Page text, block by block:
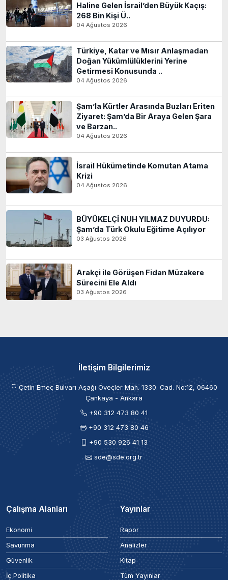
Haline Gelen İsrail’den Büyük Kaçış:
268 Bin Kişi Ü..
04 Ağustos 2026
Türkiye, Katar ve Mısır Anlaşmadan
Doğan Yükümlülüklerini Yerine
Getirmesi Konusunda ..
04 Ağustos 2026
Şam’la Kürtler Arasında Buzları Eriten
Ziyaret: Şam’da Bir Araya Gelen Şara
ve Barzan..
04 Ağustos 2026
İsrail Hükümetinde Komutan Atama
Krizi
04 Ağustos 2026
BÜYÜKELÇİ NUH YILMAZ DUYURDU:
Şam’da Türk Okulu Eğitime Açılıyor
03 Ağustos 2026
Arakçi ile Görüşen Fidan Müzakere
Sürecini Ele Aldı
03 Ağustos 2026
İletişim Bilgilerimiz
Çetin Emeç Bulvarı Aşağı Öveçler Mah. 1330. Cad. No:12, 06460
Çankaya - Ankara
+90 312 473 80 41
+90 312 473 80 46
+90 530 926 41 13
sde@sde.org.tr
Çalışma Alanları
Ekonomi
Savunma
Güvenlik
İç Politika
Yayınlar
Rapor
Analizler
Kitap
Tüm Yayınlar